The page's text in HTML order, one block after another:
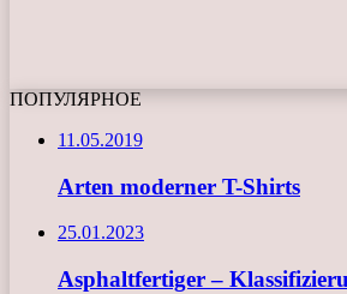
ПОПУЛЯРНОЕ
11.05.2019
Arten moderner T-Shirts
25.01.2023
Asphaltfertiger –